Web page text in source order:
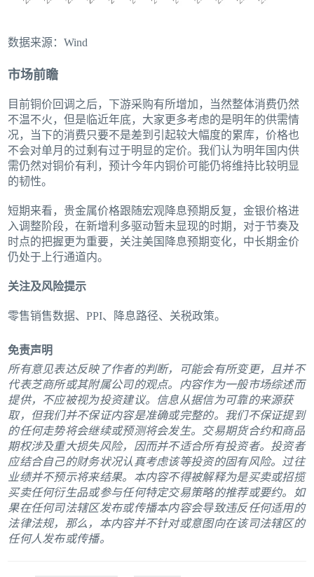
数据来源：Wind
市场前瞻
目前铜价回调之后，下游采购有所增加，当然整体消费仍然
不温不火，但是临近年底，大家更多考虑的是明年的供需情
况，当下的消费只要不是差到引起较大幅度的累库，价格也
不会对单月的过剩有过于明显的定价。我们认为明年国内供
需仍然对铜价有利，预计今年内铜价可能仍将维持比较明显
的韧性。
短期来看，贵金属价格跟随宏观降息预期反复，金银价格进
入调整阶段，在新增利多驱动暂未显现的时期，对于节奏及
时点的把握更为重要，关注美国降息预期变化，中长期金价
仍处于上行通道内。
关注及风险提示
零售销售数据、PPI、降息路径、关税政策。
免责声明
所有意见表达反映了作者的判断，可能会有所变更，且并不
代表芝商所或其附属公司的观点。内容作为一般市场综述而
提供，不应被视为投资建议。信息从据信为可靠的来源获
取，但我们并不保证内容是准确或完整的。我们不保证提到
的任何走势将会继续或预测将会发生。交易期货合约和商品
期权涉及重大损失风险，因而并不适合所有投资者。投资者
应结合自己的财务状况认真考虑该等投资的固有风险。过往
业绩并不预示将来结果。本内容不得被解释为是买卖或招揽
买卖任何衍生品或参与任何特定交易策略的推荐或要约。如
果在任何司法辖区发布或传播本内容会导致违反任何适用的
法律法规，那么，本内容并不针对或意图向在该司法辖区的
任何人发布或传播。